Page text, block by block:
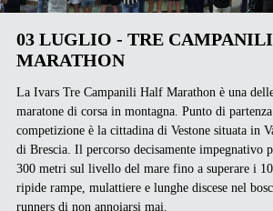
03 LUGLIO - TRE
MARATHON
La Ivars Tre Campanili Half Marathon è una
maratone di corsa in montagna. Punto di
competizione è la cittadina di Vestone situata in
di Brescia. Il percorso decisamente impegnativo
300 metri sul livello del mare fino a superare i
ripide rampe, mulattiere e lunghe discese nel
runners di non annoiarsi mai.